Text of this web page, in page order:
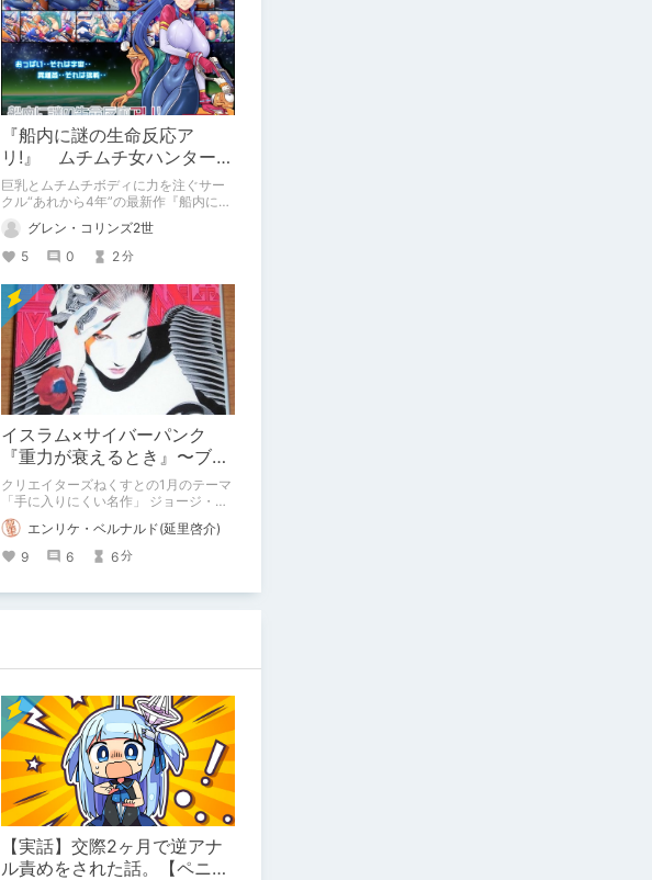
『船内に謎の生命反応ア
リ!』 ムチムチ女ハンターが
未知の生物と大乱交！
巨乳とムチムチボディに力を注ぐサー
クル“あれから4年”の最新作『船内に謎
い、ハイクオリティなアニメーション
と、ヒロインのエロさは、すべての男
性を魅了する！
グレン・コリンズ2世
5
0 2分
イスラム×サイバーパンク
『重力が衰えるとき』〜ブー
ダイーン・シリーズ〜
クリエイターズねくすとの1月のテーマ
「手に入りにくい名作」 ジョージ・ア
レック・エフィンジャーの、ブーダイ
ーン・シリーズをご紹介します。 『重
力が衰えるとき』『太陽の炎』『電脳
砂漠』の3作です。 小説の紹介なの
エンリケ・ベルナルド(延里啓介)
9
6 6分
【実話】交際2ヶ月で逆アナ
ル責めをされた話。【ペニバ